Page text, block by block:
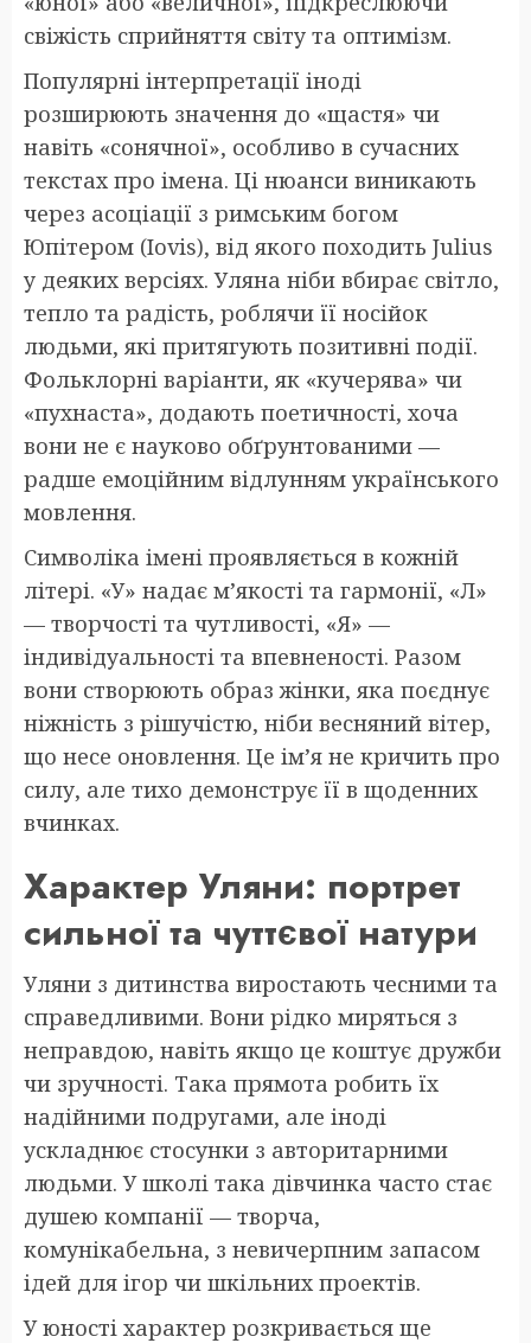
свіжість сприйняття світу та оптимізм.
Популярні інтерпретації іноді
розширюють значення до «щастя» чи
навіть «сонячної», особливо в сучасних
текстах про імена. Ці нюанси виникають
через асоціації з римським богом
Юпітером (Iovis), від якого походить Julius
у деяких версіях. Уляна ніби вбирає світло,
тепло та радість, роблячи її носійок
людьми, які притягують позитивні події.
Фольклорні варіанти, як «кучерява» чи
«пухнаста», додають поетичності, хоча
вони не є науково обґрунтованими —
радше емоційним відлунням українського
мовлення.
Символіка імені проявляється в кожній
літері. «У» надає м’якості та гармонії, «Л»
— творчості та чутливості, «Я» —
індивідуальності та впевненості. Разом
вони створюють образ жінки, яка поєднує
ніжність з рішучістю, ніби весняний вітер,
що несе оновлення. Це ім’я не кричить про
силу, але тихо демонструє її в щоденних
вчинках.
Характер Уляни: портрет
сильної та чуттєвої натури
Уляни з дитинства виростають чесними та
справедливими. Вони рідко миряться з
неправдою, навіть якщо це коштує дружби
чи зручності. Така прямота робить їх
надійними подругами, але іноді
ускладнює стосунки з авторитарними
людьми. У школі така дівчинка часто стає
душею компанії — творча,
комунікабельна, з невичерпним запасом
ідей для ігор чи шкільних проектів.
У юності характер розкривається ще